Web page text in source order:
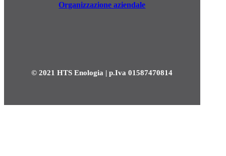
Organizzazione aziendale
© 2021 HTS Enologia | p.Iva 01587470814